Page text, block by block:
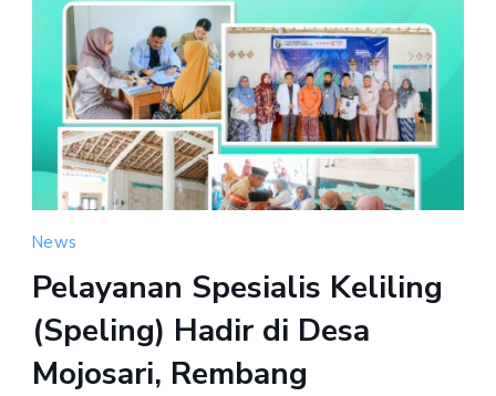
News
Pelayanan Spesialis Keliling
(Speling) Hadir di Desa
Mojosari, Rembang